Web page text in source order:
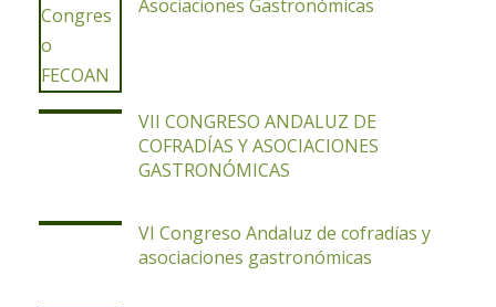
Asociaciones Gastronómicas
VII CONGRESO ANDALUZ DE
COFRADÍAS Y ASOCIACIONES
GASTRONÓMICAS
VI Congreso Andaluz de cofradías y
asociaciones gastronómicas